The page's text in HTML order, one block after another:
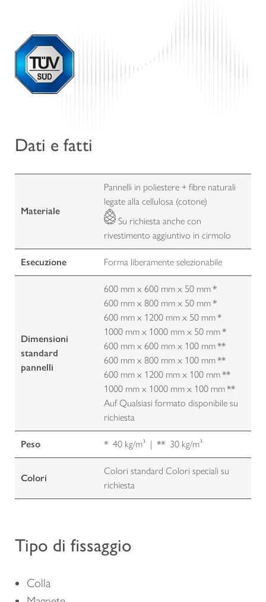
Dati e fatti
Materiale
Pannelli in poliestere + fibre naturali
legate alla cellulosa (cotone)
Su richiesta anche con
rivestimento aggiuntivo in cirmolo
Esecuzione Forma liberamente selezionabile
Dimensioni
standard
pannelli
600 mm x 600 mm x 50 mm *
600 mm x 800 mm x 50 mm *
600 mm x 1200 mm x 50 mm *
1000 mm x 1000 mm x 50 mm *
600 mm x 600 mm x 100 mm **
600 mm x 800 mm x 100 mm **
600 mm x 1200 mm x 100 mm **
1000 mm x 1000 mm x 100 mm **
Auf Qualsiasi formato disponibile su
richiesta
Peso * 40 kg/m³ | ** 30 kg/m³
Colori
Colori standard Colori speciali su
richiesta
Tipo di fissaggio
Colla